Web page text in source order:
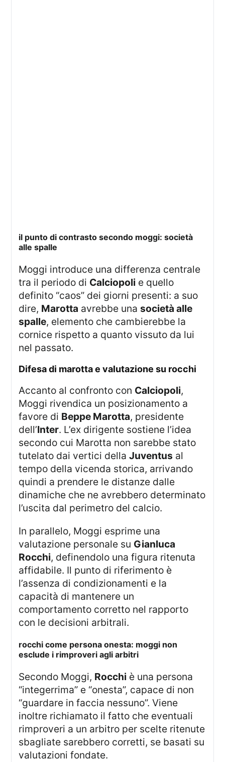
il punto di contrasto secondo moggi: società
alle spalle
Moggi introduce una differenza centrale
tra il periodo di Calciopoli e quello
definito “caos” dei giorni presenti: a suo
dire, Marotta avrebbe unasocietà alle
spalle, elemento che cambierebbe la
cornice rispetto a quanto vissuto da lui
nel passato.
difesa di marotta e valutazione su rocchi
Accanto al confronto con Calciopoli,
Moggi rivendica un posizionamento a
favore di Beppe Marotta, presidente
dell’Inter. L’ex dirigente sostiene l’idea
secondo cui Marotta non sarebbe stato
tutelato dai vertici dellaJuventus al
tempo della vicenda storica, arrivando
quindi a prendere le distanze dalle
dinamiche che ne avrebbero determinato
l’uscita dal perimetro del calcio.
In parallelo, Moggi esprime una
valutazione personale su Gianluca
Rocchi, definendolo una figura ritenuta
affidabile. Il punto di riferimento è
l’assenza di condizionamenti e la
capacità di mantenere un
comportamento corretto nel rapporto
con le decisioni arbitrali.
rocchi come persona onesta: moggi non
esclude i rimproveri agli arbitri
Secondo Moggi, Rocchi è una persona
“integerrima” e “onesta”, capace di non
“guardare in faccia nessuno”. Viene
inoltre richiamato il fatto che eventuali
rimproveri a un arbitro per scelte ritenute
sbagliate sarebbero corretti, se basati su
valutazioni fondate.